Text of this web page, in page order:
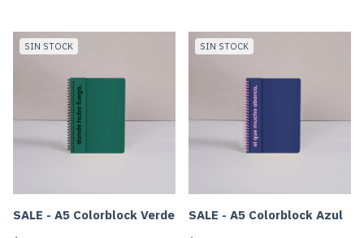
SIN STOCK
SALE - A5 Colorblock Verde
SIN STOCK
SALE - A5 Colorblock Azul